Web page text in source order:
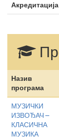
Акредитација
Назив
програма
МУЗИЧКИ
ИЗВОЂАЧ –
КЛАСИЧНА
МУЗИКА